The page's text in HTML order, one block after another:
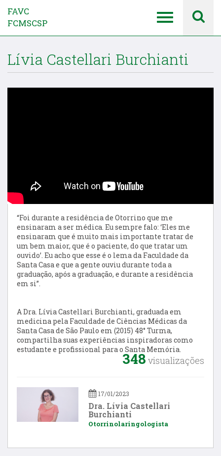
FAVC
FCMSCSP
Lívia Castellari Burchianti
“Foi durante a residência de Otorrino que me
ensinaram a ser médica. Eu sempre falo: ‘Eles me
ensinaram que é muito mais importante tratar de
um bem maior, que é o paciente, do que tratar um
ouvido’. Eu acho que esse é o lema da Faculdade da
Santa Casa e que a gente ouviu durante toda a
graduação, após a graduação, e durante a residência
em si”.
A Dra. Lívia Castellari Burchianti, graduada em
medicina pela Faculdade de Ciências Médicas da
Santa Casa de São Paulo em (2015) 48° Turma,
compartilha suas experiências inspiradoras como
estudante e profissional para o Santa Memória.
348 visualizações
17/01/2023
Dra. Lívia Castellari
Burchianti
Otorrinolaringologista